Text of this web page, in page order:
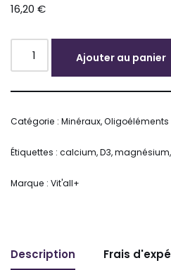
16,20 €
Ajouter au panier
Catégorie : Minéraux,
Étiquettes : calcium,D3,magnésium,
Marque : Vit'all+
Description
Frais